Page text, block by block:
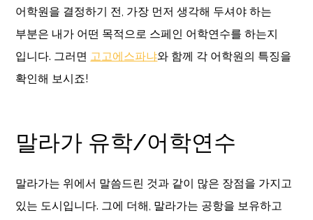
어학원을 결정하기 전, 가장 먼저 생각해 두셔야 하는
부분은 내가 어떤 목적으로 스페인 어학연수를 하는지
입니다. 그러면 고고에스파냐와 함께 각 어학원의 특징을
확인해 보시죠!
말라가 유학/어학연수
말라가는 위에서 말씀드린 것과 같이 많은 장점을 가지고
있는 도시입니다. 그에 더해, 말라가는 공항을 보유하고